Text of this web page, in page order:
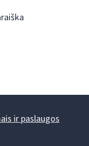
ir paslaugos